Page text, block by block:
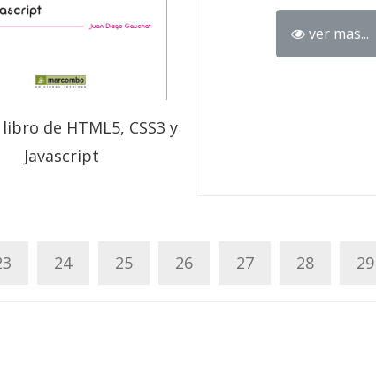
de HTML5, CSS3 y
Javascript
ver mas...
24 25 26 27 28 29